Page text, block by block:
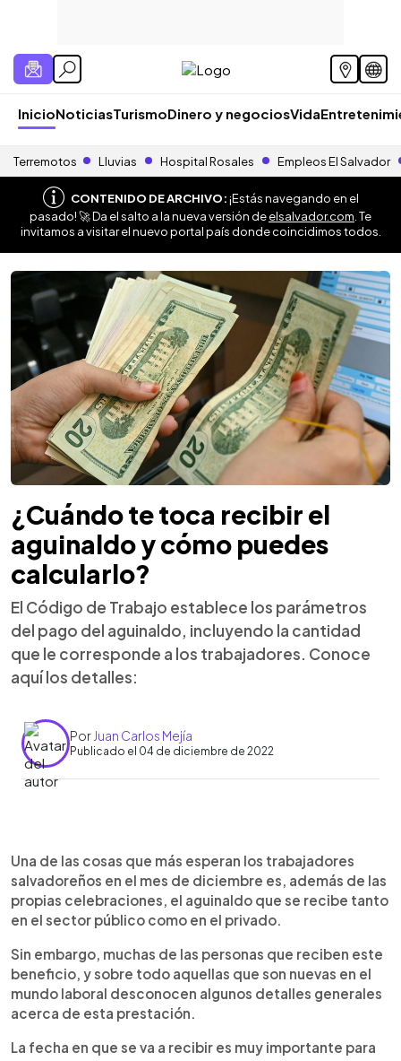
InicioNoticiasTurismoDinero y negociosVida
Terremotos Lluvias Hospital Rosales Empleos El Salvador
CONTENIDO DE ARCHIVO:¡Estás navegando en el
pasado! 🚀 Da el salto a la nueva versión deelsalvador.com . Te
invitamos a visitar el nuevo portal país donde coincidimos todos.
¿Cuándo te toca recibir el
aguinaldo y cómo puedes
calcularlo?
El Código de Trabajo establece los parámetros
del pago del aguinaldo, incluyendo la cantidad
que le corresponde a los trabajadores. Conoce
aquí los detalles:
Por Juan Carlos Mejía
Publicado el 04 de diciembre de 2022
► Escuchar artículo
Una de las cosas que más esperan los trabajadores
salvadoreños en el mes de diciembre es, además de las
propias celebraciones, el aguinaldo que se recibe tanto
en el sector público como en el privado.
Sin embargo, muchas de las personas que reciben este
beneficio, y sobre todo aquellas que son nuevas en el
mundo laboral desconocen algunos detalles generales
acerca de esta prestación.
La fecha en que se va a recibir es muy importante para